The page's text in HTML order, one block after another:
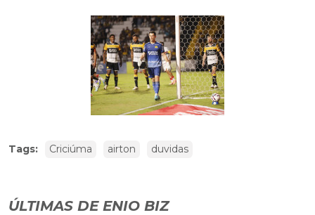
Tags: Criciúma airton duvidas
ÚLTIMAS DE ENIO BIZ